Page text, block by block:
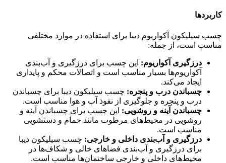
کاربردها
چسب سیلیکون آکواریوم دیبا برای استفاده در موارد مختلفی
مناسب است، از جمله:
درزگیری آکواریوم: این چسب برای درزگیری و آب‌بندی
آکواریوم‌ها بسیار مناسب است و اتصالات محکم و پایداری
ایجاد می‌کند.
چسباندن درب و پنجره: چسب سیلیکون دیبا برای چسباندن
درب و پنجره و جلوگیری از نفوذ آب و هوا مناسب است.
چسباندن آینه و روشویی: این چسب برای چسباندن آینه و
روشویی در محیط‌های مرطوب مانند حمام و دستشویی
مناسب است.
درزگیری و آب‌بندی داخلی و خارجی: چسب سیلیکون دیبا
برای درزگیری و آب‌بندی فضاهای خالی و شکاف‌ها در
محیط‌های داخلی و خارجی ساختمان‌ها مناسب است.